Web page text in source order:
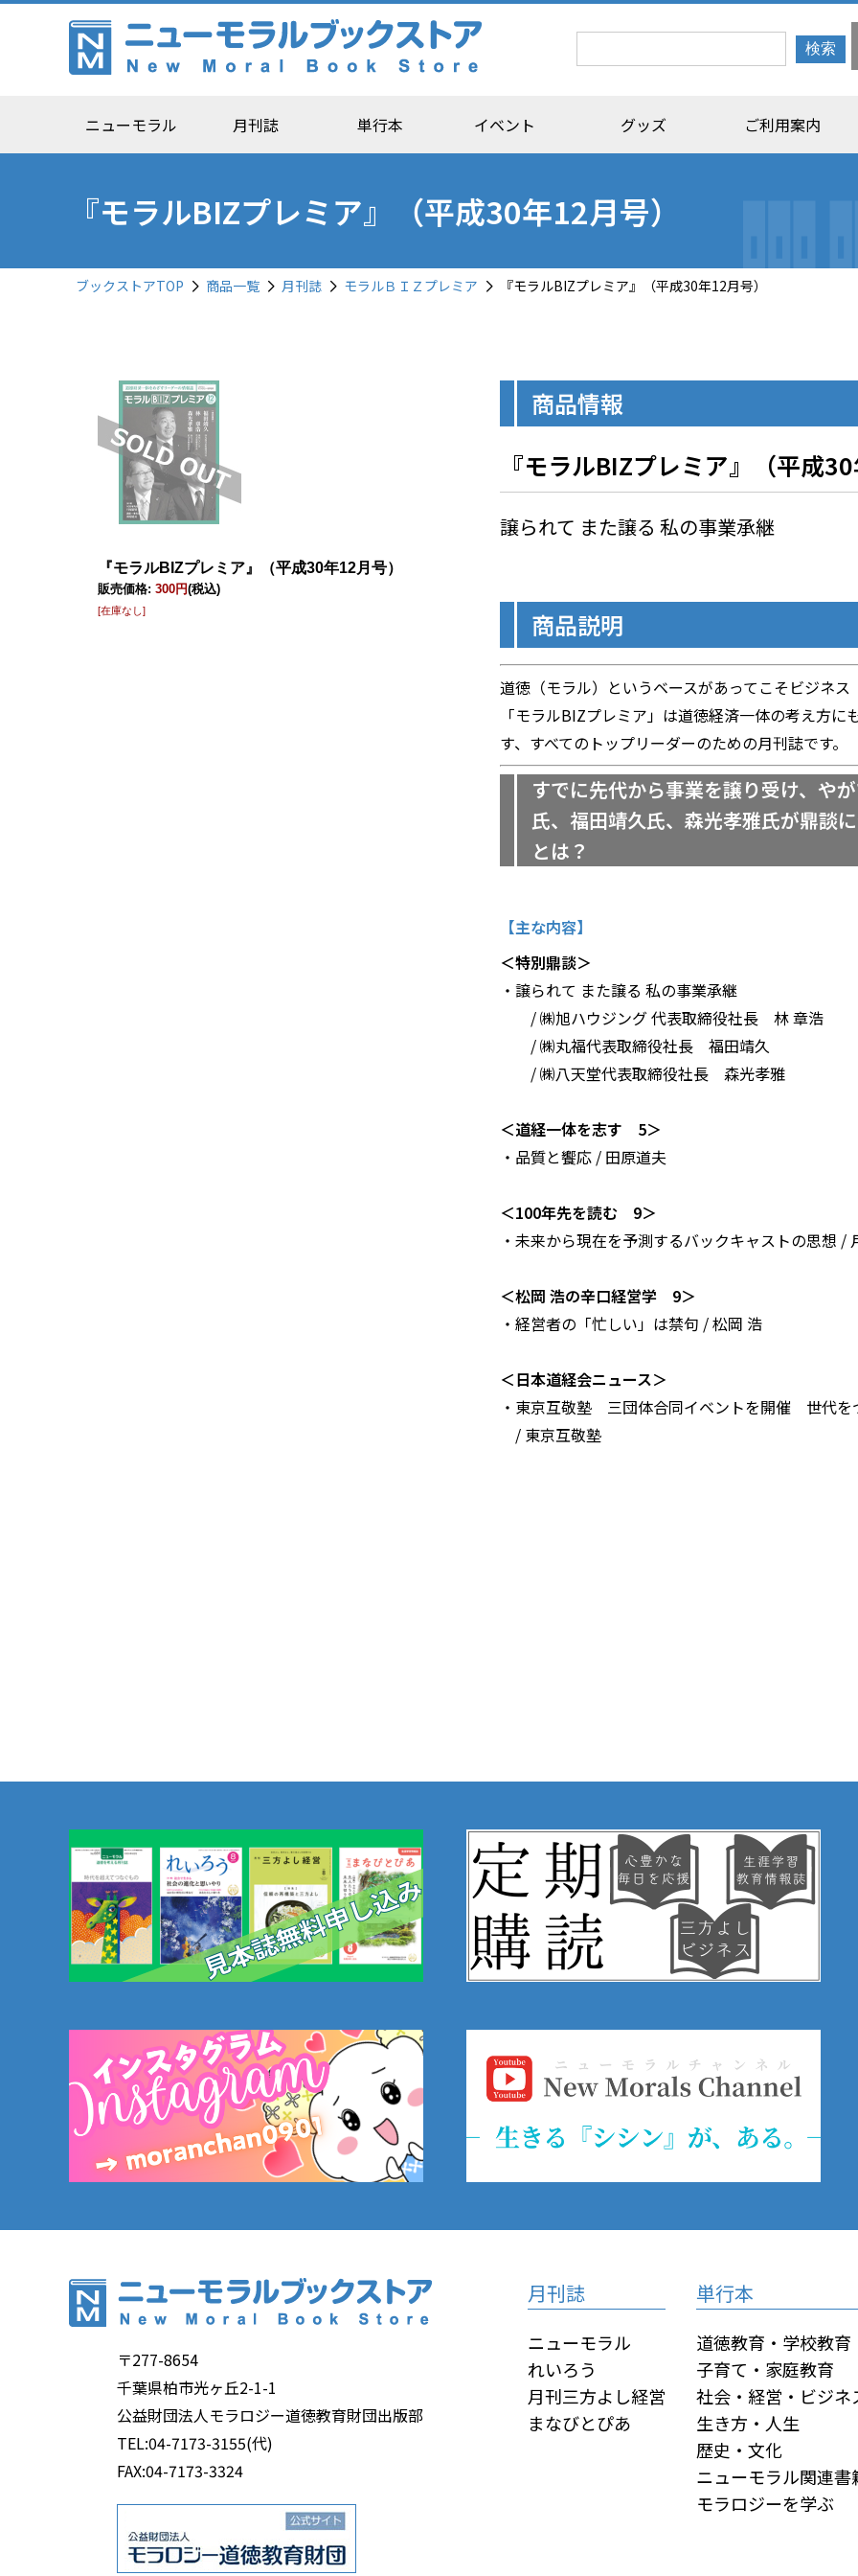
ニューモラル 月刊誌 単行本 イベント グッズ ご利用案内
『モラルBIZプレミア』（平成30年12月号）
ブックストアTOP 商品一覧 月刊誌 モラルＢＩＺプレミア 『モラルBIZプレミア』（平成30年12月号）
商品情報
『モラルBIZプレミア』（平成
譲られて また譲る 私の事業承継
商品説明
道徳（モラル）というベースがあってこそビジネ
「モラルBIZプレミア」は道徳経済一体の考え方
す、すべてのトップリーダーのための月刊誌です。
すでに先代から事業を譲り受け、や
氏、福田靖久氏、森光孝雅氏が鼎談
とは？
【主な内容】
＜特別鼎談＞
・譲られて また譲る 私の事業承継
/ ㈱旭ハウジング 代表取締役社長 林 章浩
/ ㈱丸福代表取締役社長 福田靖久
/ ㈱八天堂代表取締役社長 森光孝雅
＜道経一体を志す 5＞
・品質と饗応 / 田原道夫
＜100年先を読む 9＞
・未来から現在を予測するバックキャストの思想 /
＜松岡 浩の辛口経営学 9＞
・経営者の「忙しい」は禁句 / 松岡 浩
＜日本道経会ニュース＞
・東京互敬塾 三団体合同イベントを開催 世代を
/ 東京互敬塾
〒277-8654
千葉県柏市光ヶ丘2-1-1
公益財団法人モラロジー道徳教育財団出版部
TEL:04-7173-3155(代)
FAX:04-7173-3324
月刊誌
ニューモラル
れいろう
月刊三方よし経営
まなびとぴあ
単行本
道徳教育・学校教育
子育て・家庭教育
社会・経営・ビジネ
生き方・人生
歴史・文化
ニューモラル関連書
モラロジーを学ぶ